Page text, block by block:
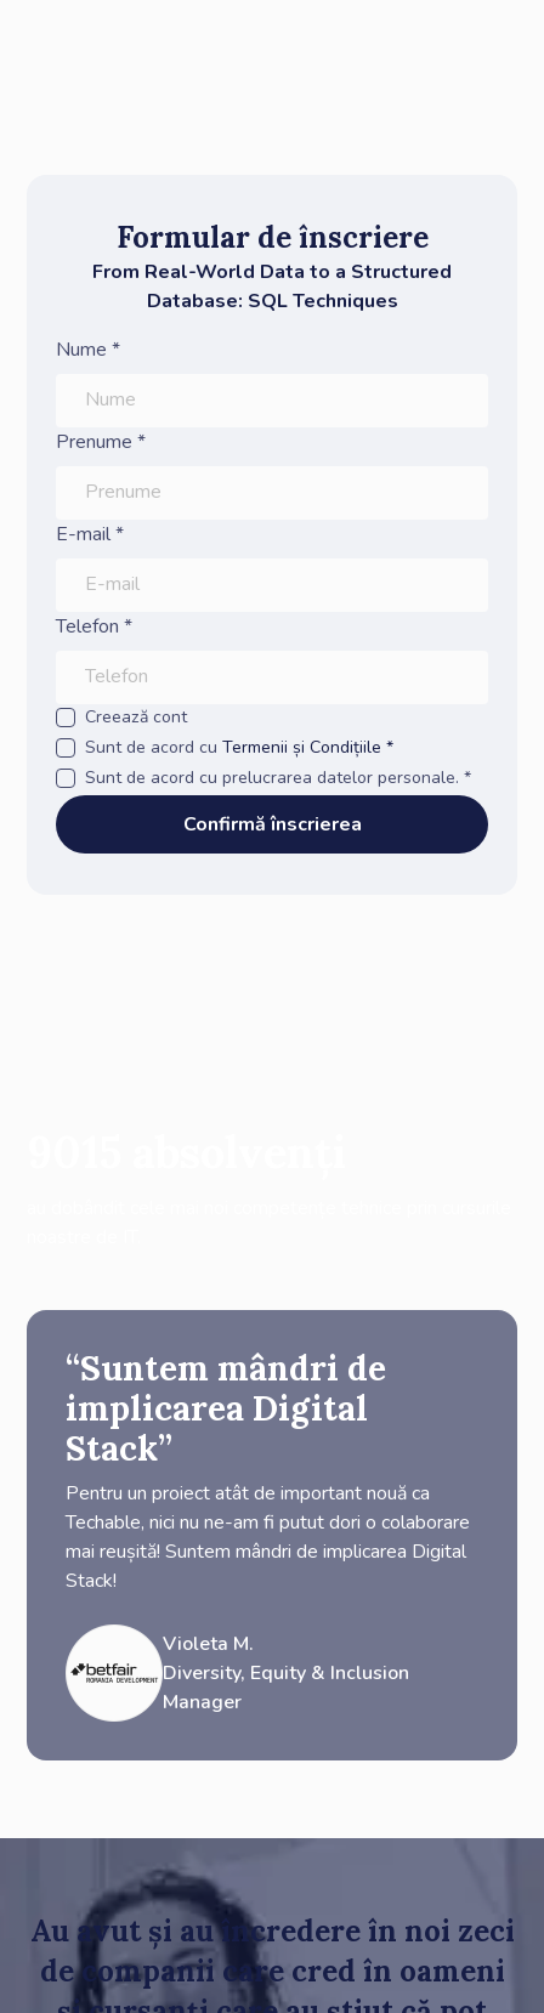
Formular de înscriere
From Real-World Data to a Structured
Database: SQL Techniques
Nume *
Prenume *
E-mail *
Telefon *
Creează cont
Sunt de acord cuTermenii și Condițiile *
Sunt de acord cu prelucrarea datelor personale. *
“Suntem mândri de
implicarea Digital
Stack”
Pentru un proiect atât de important nouă ca
Techable, nici nu ne-am fi putut dori o colaborare
mai reușită! Suntem mândri de implicarea Digital
Stack!
Violeta M.
Diversity, Equity & Inclusion
Manager
Au avut și au încredere în noi zeci
de companii care cred în oameni